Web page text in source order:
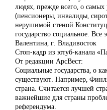
людях, прежде всего, о
(пенсионеры, инвалиды,
нерушимой стеной
государство социальное.
Валентина, г. Владивосток
Стоп-кадр из ютуб-канала
От редакции АрсВест:
Социальные государства, о
существуют. Например,
страна. Считается лучшей
важнейшие для страны
референдума.